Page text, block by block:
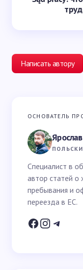
Написать автору
Ваш адрес email
Ваш вопрос *
Ваше имя *
Email *
ОСНОВАТЕЛЬ
Специалист в
автор статей о
пребывания и
переезда в ЕС.